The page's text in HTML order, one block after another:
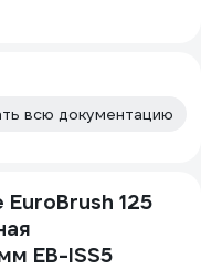
всю документацию
125
EB-ISS5